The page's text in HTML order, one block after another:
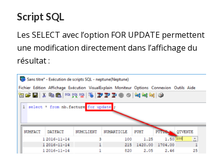
Script SQL
Les SELECT avec l’option FOR UPDATE permettent
une modification directement dans l’affichage du
résultat :